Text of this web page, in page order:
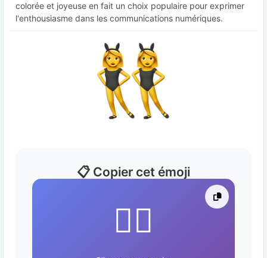
colorée et joyeuse en fait un choix populaire pour exprimer
l'enthousiasme dans les communications numériques.
📋 Copier cet émoji
👯‍♀️